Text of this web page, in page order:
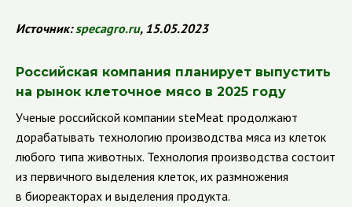
Источник: specagro.ru, 15.05.2023
Российская компания планирует выпустить
на рынок клеточное мясо в 2025 году
Ученые российской компании steMeat продолжают
дорабатывать технологию производства мяса из клеток
любого типа животных. Технология производства состоит
из первичного выделения клеток, их размножения
в биореакторах и выделения продукта.